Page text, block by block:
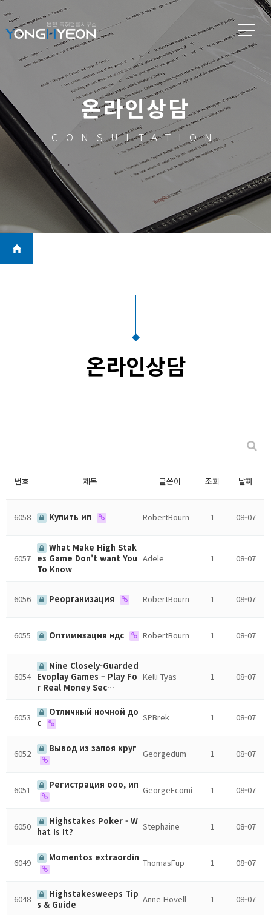
온라인상담
CONSULTATION
온라인상담
번호 제목 글쓴이 조회 날짜
6058 Купить ип RobertBourn 1 08-07
6057
What Make High Stak
es Game Don't want You
To Know
Adele 1 08-07
6056 Реорганизация RobertBourn 1 08-07
6055 Оптимизация ндс RobertBourn 1 08-07
6054
Nine Closely-Guarded
Evoplay Games – Play Fo
r Real Money Sec…
Kelli Tyas 1 08-07
6053
Отличный ночной до
с
SPBrek 1 08-07
6052 Вывод из запоя круг Georgedum 1 08-07
6051 Регистрация ооо, ип GeorgeEcomi 1 08-07
6050
Highstakes Poker - W
hat Is It?
Stephaine 1 08-07
6049 Momentos extraordin ThomasFup 1 08-07
6048
Highstakesweeps Tip
s & Guide
Anne Hovell 1 08-07